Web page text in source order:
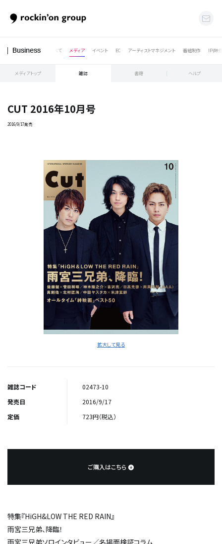
Business すべて メディア イベント EC アーティストマネジメント 番組制作 IP(映
メディアトップ 雑誌 書籍 ヘルプ
CUT 2016年10月号
2016/9/17発売
拡大して見る
雑誌コード
02473-10
発売日
2016/9/17
定価
723円（税込）
ご購入はこちら
特集『HiGH&LOW THE RED RAIN』
雨宮三兄弟、降臨！
雨宮三兄弟ソロインタビュー／名場面検証コラム